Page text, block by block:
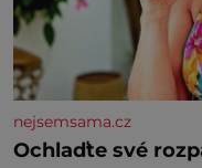
nejsemsama.cz
Ochlaďte své